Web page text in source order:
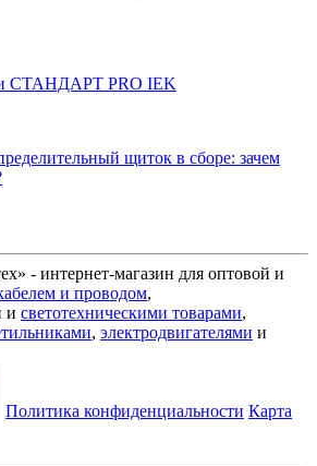
СТАНДАРТ PRO IEK
щиток в сборе: зачем
- интернет-магазин для оптовой и
и проводом,
и светотехническими товарами,
, электродвигателями и
Политика конфиденциальности Карта